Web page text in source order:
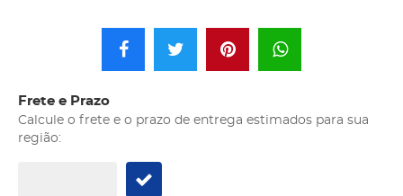
Frete e Prazo
Calcule o frete e o prazo de entrega estimados para sua
região: